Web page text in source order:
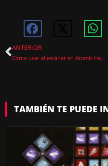
ANTERIOR
Cómo usar el escáner en Atomic Heart
TAMBIÉN TE PUEDE